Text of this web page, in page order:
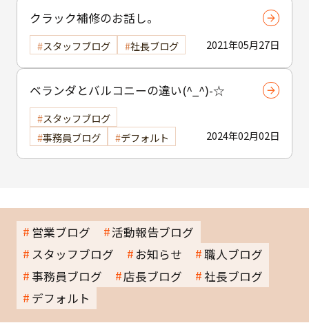
クラック補修のお話し。
2021年05月27日
スタッフブログ 社長ブログ
ベランダとバルコニーの違い(^_^)-☆
2024年02月02日
スタッフブログ
事務員ブログ
デフォルト
営業ブログ
活動報告ブログ
スタッフブログ
お知らせ
職人ブログ
事務員ブログ
店長ブログ
社長ブログ
デフォルト